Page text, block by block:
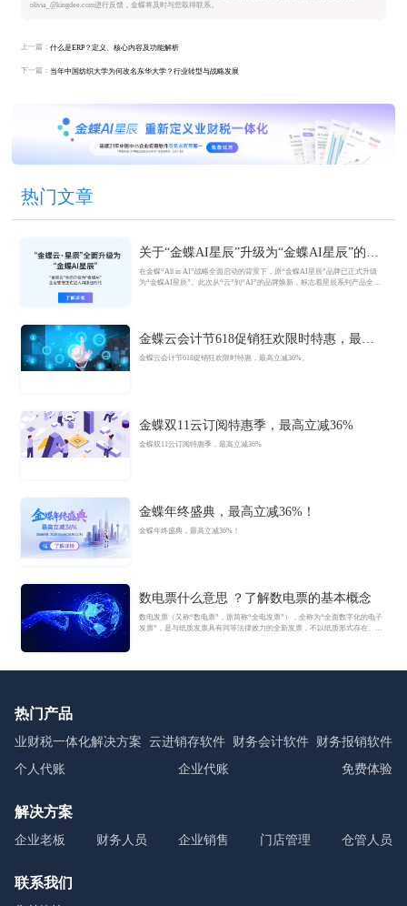
olivia_@kingdee.com进行反馈，金蝶将及时与您取得联系。
上一篇：什么是ERP？定义、核心内容及功能解析
下一篇：当年中国纺织大学为何改名东华大学？行业转型与战略发展
热门文章
关于“金蝶AI星辰”升级为“金蝶AI星辰”的官
方公告
在金蝶“All in AI”战略全面启动的背景下，原“金蝶AI星辰”品牌已正式升级
为“金蝶AI星辰”。此次从“云”到“AI”的品牌焕新，标志着星辰系列产品全面
金蝶云会计节618促销狂欢限时特惠，最高
立减36%
金蝶云会计节618促销狂欢限时特惠，最高立减36%。
金蝶双11云订阅特惠季，最高立减36%
金蝶双11云订阅特惠季，最高立减36%
金蝶年终盛典，最高立减36%！
金蝶年终盛典，最高立减36%！
数电票什么意思 ？了解数电票的基本概念
数电发票（又称“数电票”，原简称“全电发票”），全称为“全面数字化的电子
发票”，是与纸质发票具有同等法律效力的全新发票，不以纸质形式存在、不
热门产品
业财税一体化解决方案 云进销存软件 财务会计软件 财务报销软件
个人代账
企业代账 免费体验
解决方案
企业老板 财务人员 企业销售 门店管理 仓管人员
联系我们